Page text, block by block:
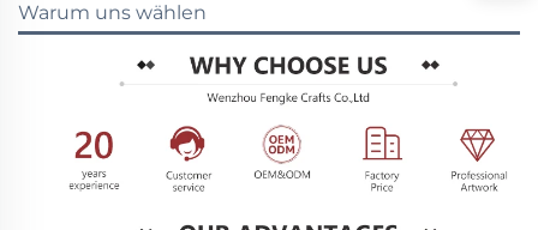
Warum uns wählen